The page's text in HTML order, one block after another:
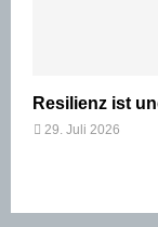
Resilienz ist
29. Juli 2026